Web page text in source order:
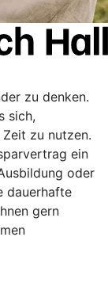
zu denken.
sich,
zu nutzen.
ein
oder
dauerhafte
gern